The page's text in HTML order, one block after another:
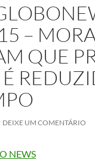
–
QUE
DEIXE UM COMENTÁRIO
NEWS